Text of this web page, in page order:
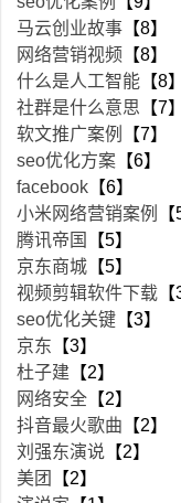
马云创业故事 【8】
网络营销视频 【8】
什么是人工智能 【8】
社群是什么意思 【7】
软文推广案例
【7】
seo优化方案 【6】
facebook 【6】
小米网络营销案例
【
腾讯帝国
【5】
京东商城 【5】
视频剪辑软件下载 【
seo优化关键 【3】
京东 【3】
杜子建 【2】
网络安全 【2】
抖音最火歌曲 【2】
刘强东演说 【2】
美团
【2】